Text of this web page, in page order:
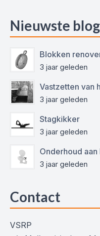
Nieuwste
Blokken
3 jaar geleden
Vastzetten van
3 jaar geleden
Stagkikker
3 jaar geleden
Onderhoud
3 jaar geleden
Contact
VSRP